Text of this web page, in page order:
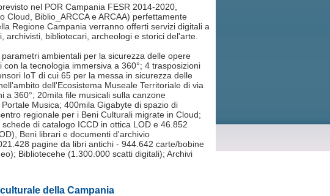
nel POR Campania FESR 2014-2020,
Biblio_ARCCA e ARCAA) perfettamente
Regione Campania verranno offerti servizi digitali a
bibliotecari, archeologi e storici del'arte.
ambientali per la sicurezza delle opere
la tecnologia immersiva a 360°; 4 trasposizioni
IoT di cui 65 per la messa in sicurezza delle
dell'Ecosistema Museale Territoriale di via
a 360°; 20mila file musicali sulla canzone
Musica; 400mila Gigabyte di spazio di
regionale per i Beni Culturali migrate in Cloud;
di catalogo ICCD in ottica LOD e 46.852
Beni librari e documenti d'archivio
pagine da libri antichi - 944.642 carte/bobine
Bibliotecehe (1.300.000 scatti digitali); Archivi
della Campania